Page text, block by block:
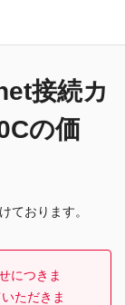
接続カ
の価
ております。
につきま
ただきま